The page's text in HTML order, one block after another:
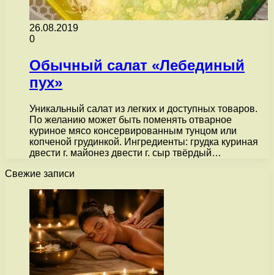
26.08.2019
0
Обычный салат «Лебединый
пух»
Уникальный салат из легких и доступных товаров.
По желанию может быть поменять отварное
куриное мясо консервированным тунцом или
копченой грудинкой. Ингредиенты: грудка куриная
двести г. майонез двести г. сыр твёрдый…
Свежие записи